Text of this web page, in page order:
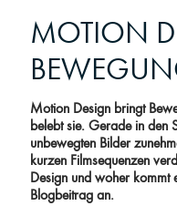
MOTION
Motion Design bringt
belebt sie. Gerade in den
unbewegten Bilder
kurzen Filmsequenzen
Design und woher kommt
Blogbeitrag an.